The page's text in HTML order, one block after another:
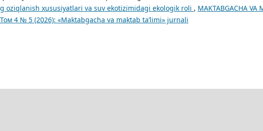
oziqlanish xususiyatlari va suv ekotizimidagi ekologik roli , MAKTABGACHA VA
Том 4 № 5 (2026): «Maktabgacha va maktab ta’limi» jurnali